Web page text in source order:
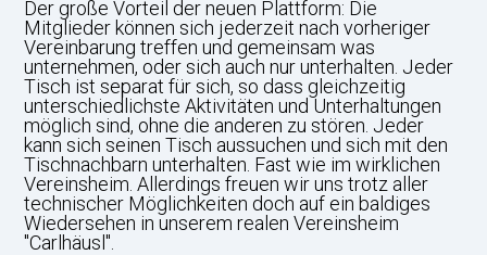
Der große Vorteil der neuen Plattform: Die
Mitglieder können sich jederzeit nach vorheriger
Vereinbarung treffen und gemeinsam was
unternehmen, oder sich auch nur unterhalten. Jeder
Tisch ist separat für sich, so dass gleichzeitig
unterschiedlichste Aktivitäten und Unterhaltungen
möglich sind, ohne die anderen zu stören. Jeder
kann sich seinen Tisch aussuchen und sich mit den
Tischnachbarn unterhalten. Fast wie im wirklichen
Vereinsheim. Allerdings freuen wir uns trotz aller
technischer Möglichkeiten doch auf ein baldiges
Wiedersehen in unserem realen Vereinsheim
"Carlhäusl".